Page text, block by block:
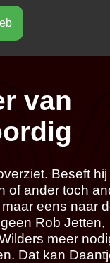
van
Beseft hij
of ander toch
eens naar
Rob Jetten,
meer
Dat kan